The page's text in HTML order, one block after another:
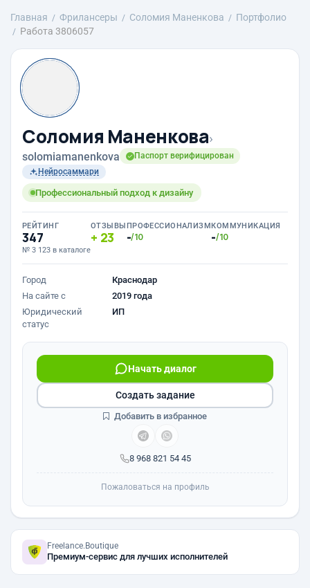
Главная Фрилансеры Соломия Маненкова
Портфолио
Работа 3806057
Соломия Маненкова›
solomiamanenkova
Паспорт верифицирован
Нейросаммари
Профессиональный подход к дизайну
РЕЙТИНГ
347
№ 3 123 в каталоге
ОТЗЫВЫ
23
ПРОФЕССИОНАЛИЗМ
-/10
КОММУНИКАЦИЯ
-/10
Город
Краснодар
На сайте с
2019 года
Юридический
статус
ИП
8 968 821 54 45
Начать диалог
Создать задание
Добавить в избранное
Пожаловаться на профиль
Freelance.Boutique
Премиум-сервис для лучших исполнителей